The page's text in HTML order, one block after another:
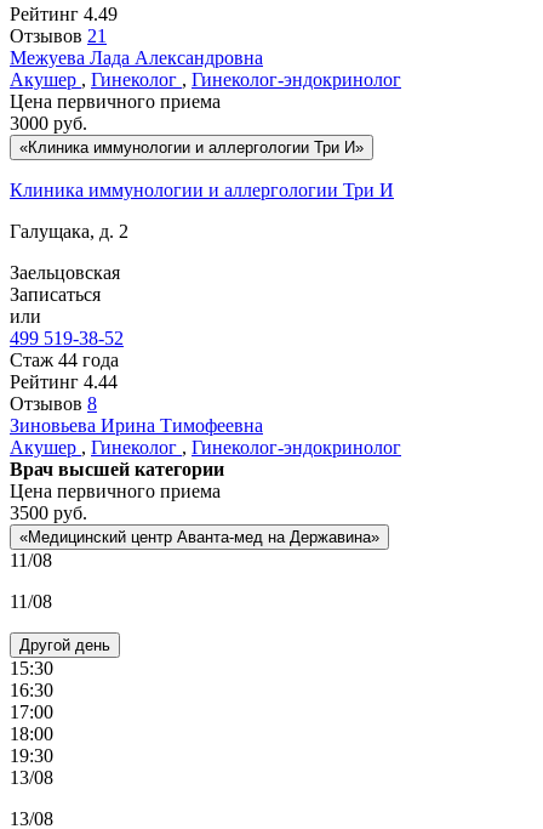
Рейтинг 4.49
Отзывов 21
Межуева Лада Александровна
Акушер , Гинеколог , Гинеколог-эндокринолог
Цена первичного приема
3000 руб.
«Клиника иммунологии и аллергологии Три И»
Клиника иммунологии и аллергологии Три И
Галущака, д. 2
Заельцовская
Записаться
или
499 519-38-52
Стаж 44 года
Рейтинг 4.44
Отзывов 8
Зиновьева Ирина Тимофеевна
Акушер , Гинеколог , Гинеколог-эндокринолог
Врач высшей категории
Цена первичного приема
3500 руб.
«Медицинский центр Аванта-мед на Державина»
11/08
11/08
Другой день
15:30
16:30
17:00
18:00
19:30
13/08
13/08